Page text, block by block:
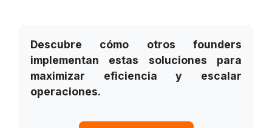
Descubre cómo otros founders
implementan estas soluciones para
maximizar eficiencia y escalar
operaciones.